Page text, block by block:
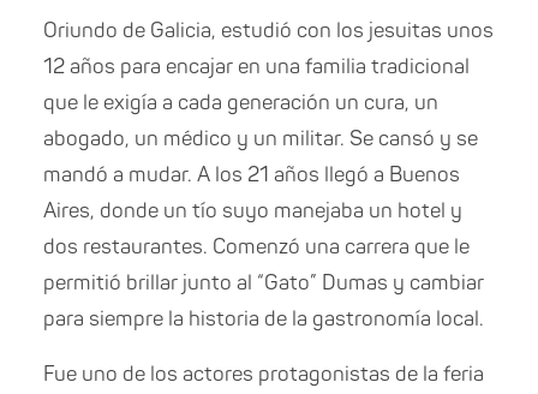
Oriundo de Galicia, estudió con los jesuitas unos
12 años para encajar en una familia tradicional
que le exigía a cada generación un cura, un
abogado, un médico y un militar. Se cansó y se
mandó a mudar. A los 21 años llegó a Buenos
Aires, donde un tío suyo manejaba un hotel y
dos restaurantes. Comenzó una carrera que le
permitió brillar junto al “Gato” Dumas y cambiar
para siempre la historia de la gastronomía local.
Fue uno de los actores protagonistas de la feria